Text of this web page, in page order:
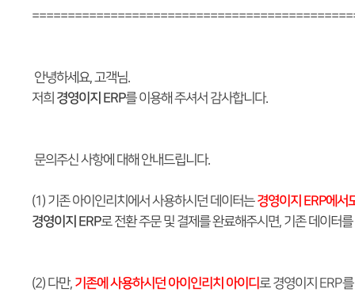
안녕하세요, 고객님.
저희 경영이지 ERP를 이용해 주셔서 감사합니다.​
문의주신 사항에 대해 안내드립니다.
(1) 기존 아이인리치에서 사용하시던 데이터는경영이지 ERP에서
경영이지 ERP로 전환 주문 및 결제를 완료해주시면, 기존 데이터
(2) 다만, 기존에 사용하시던 아이인리치 아이디로 경영이지 ERP